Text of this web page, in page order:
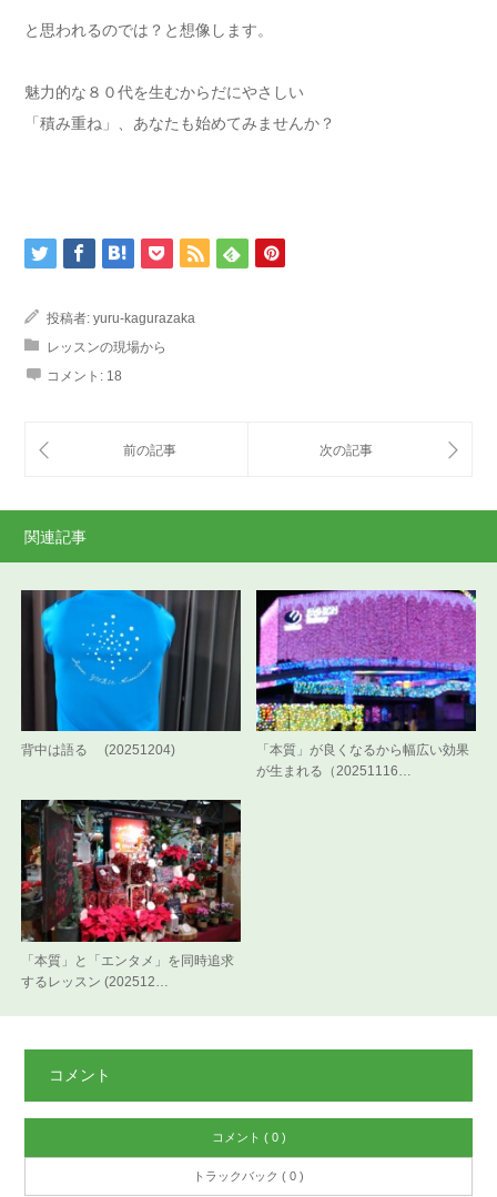
と思われるのでは？と想像します。
魅力的な８０代を生むからだにやさしい
「積み重ね」、あなたも始めてみませんか？
投稿者: yuru-kagurazaka
レッスンの現場から
コメント: 18
関連記事
背中は語る (20251204)
「本質」が良くなるから幅広い効果
が生まれる（20251116…
「本質」と「エンタメ」を同時追求
するレッスン (202512…
コメント
コメント ( 0 )
トラックバック ( 0 )